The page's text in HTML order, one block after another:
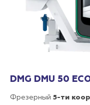
DMG DMU 50
Фрезерный 5-ти